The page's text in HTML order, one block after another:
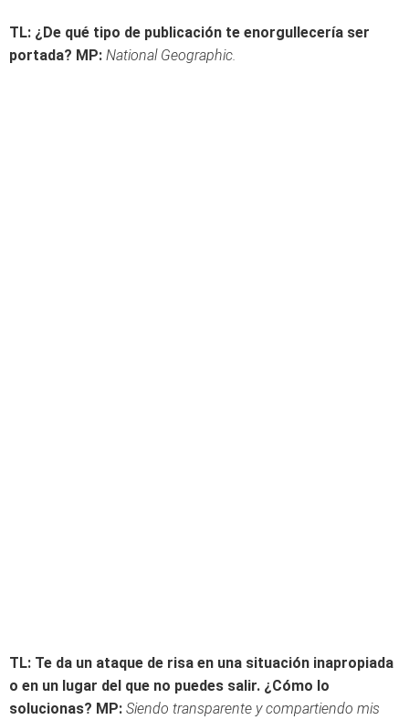
TL: ¿De qué tipo de publicación te enorgullecería ser
portada? MP: National Geographic.
TL: Te da un ataque de risa en una situación inapropiada
o en un lugar del que no puedes salir. ¿Cómo lo
solucionas? MP: Siendo transparente y compartiendo mis